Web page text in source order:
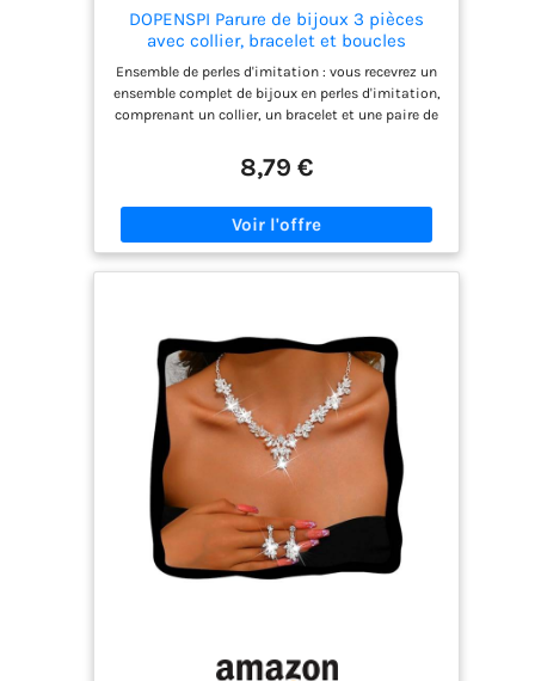
DOPENSPI Parure de bijoux 3 pièces
avec collier, bracelet et boucles
d'oreilles en fausses perles de 8 mm -
Collier de perles synthétiques blanches
- Bijoux fantaisie pour femme - Cadeau
de mariage
Ensemble de perles d'imitation : vous recevrez un
ensemble complet de bijoux en perles d'imitation,
comprenant un collier, un bracelet et une paire de
diamètre, de taille moyenne, ronde et pleine,
rayonnant un lustre chaud. Le collier mesure 48
11 cm) et la longueur est réglable ; le bracelet est
élastique ; les boucles d’oreilles mesurent 3 cm de
femme est le cadeau parfait pour les femmes
importantes de votre vie. Que ce soit comme
surprise pour la fête des mères, un anniversaire
ou un anniversaire de mariage, ou comme
bénédiction pour la mariée ou les demoiselles
d'honneur lors d'un mariage, cela transmet
fidèlement votre amour et votre attention.
Symbole d'élégance et de beauté intemporelles,
c'est un choix de bon goût et attentionné
Matériaux de qualité supérieure : cet ensemble
collier et boucles d'oreilles de perles utilise des
accessoires en acier inoxydable, le matériau est
8,79 €